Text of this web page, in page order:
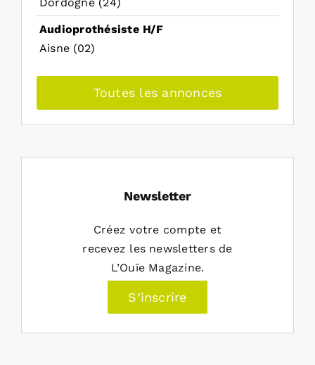
Audioprothésiste H/F
Aisne (02)
Toutes les annonces
Newsletter
Créez votre compte et
recevez les newsletters de
L’Ouïe Magazine.
S’inscrire